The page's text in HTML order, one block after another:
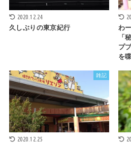
2020.12.24
久しぶりの東京紀行
わ
「
プ
を
雑記
2020.12.25